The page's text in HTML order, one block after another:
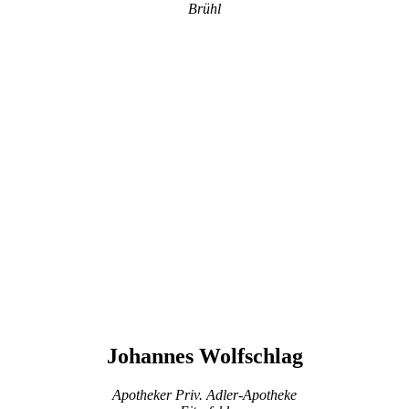
Brühl
Johannes Wolfschlag
Apotheker Priv. Adler-Apotheke